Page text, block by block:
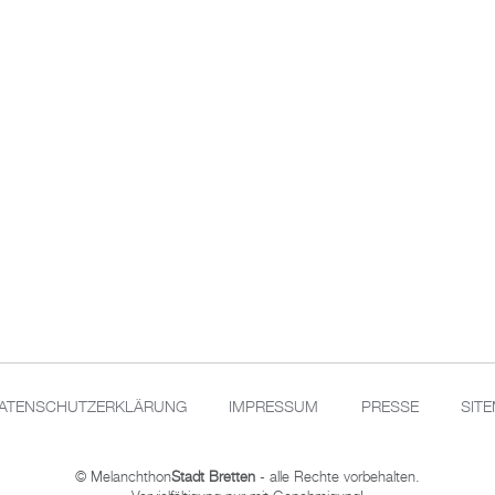
IMPRESSUM PRESSE
© MelanchthonStadt Bretten - alle Rechte vorbehalten.